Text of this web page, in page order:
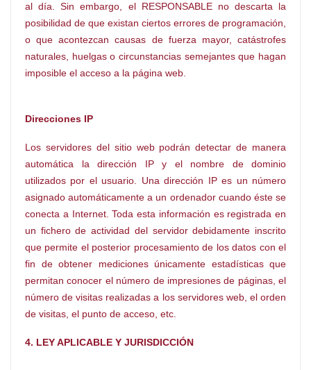
al día. Sin embargo, el RESPONSABLE no descarta la
posibilidad de que existan ciertos errores de programación,
o que acontezcan causas de fuerza mayor, catástrofes
naturales, huelgas o circunstancias semejantes que hagan
imposible el acceso a la página web.
Direcciones IP
Los servidores del sitio web podrán detectar de manera
automática la dirección IP y el nombre de dominio
utilizados por el usuario. Una dirección IP es un número
asignado automáticamente a un ordenador cuando éste se
conecta a Internet. Toda esta información es registrada en
un fichero de actividad del servidor debidamente inscrito
que permite el posterior procesamiento de los datos con el
fin de obtener mediciones únicamente estadísticas que
permitan conocer el número de impresiones de páginas, el
número de visitas realizadas a los servidores web, el orden
de visitas, el punto de acceso, etc.
4. LEY APLICABLE Y JURISDICCIÓN